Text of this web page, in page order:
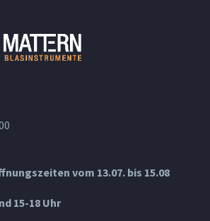
vom 13.07. bis 15.08
15-18 Uhr